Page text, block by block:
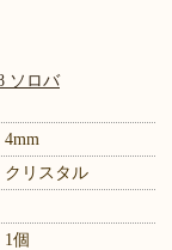
ソロバ
4mm
クリスタル
1個